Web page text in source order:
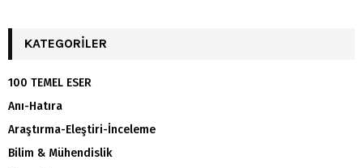
KATEGORILER
100 TEMEL ESER
Anı-Hatıra
Araştırma-Eleştiri-İnceleme
Bilim & Mühendislik